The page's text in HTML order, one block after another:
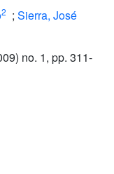
2 ; Sierra, José
no. 1, pp. 311-